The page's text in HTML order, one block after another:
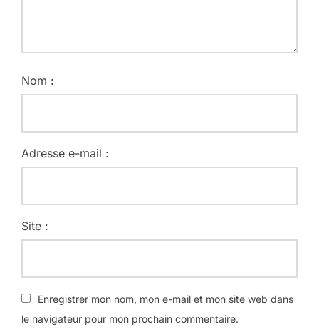
Nom :
Adresse e-mail :
Site :
Enregistrer mon nom, mon e-mail et mon site web dans
le navigateur pour mon prochain commentaire.